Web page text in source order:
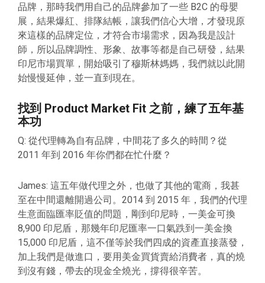
品牌，那時我們用自己的品牌參加了一些 B2C 的母嬰
展，結果爆紅、排隊結帳，讓我們信心大增，才發現原
來這樣的品牌定位，才符合市場需求，因為我是設計
師，所以品牌調性、形象、故事等都是自己研發，結果
印尼市場買單，開始吸引了穆斯林媽媽，我們就以此開
始慢慢延伸，並一直到現在。
找到 Product Market Fit 之前，練了五年基
本功
Q: 從代理轉為自有品牌，中間花了多久的時間？從
2011 年到 2016 年你們都在忙什麼？
James: 這五年做代理之外，也做了其他的電商，我甚
至在中間還離開過公司。2014 到 2015 年，我們的代理
生意面臨匯率貶值的問題，剛到印尼時，一美金可換
8,900 印尼盾，那幾年印尼匯率一口氣跌到一美金換
15,000 印尼盾，這不僅等於我們四成的資產直接蒸發，
加上我們是做進口，要用美金買貨賣給消費者，真的燒
到沒有錢，帶去的現金全燒光，撐得很辛苦。